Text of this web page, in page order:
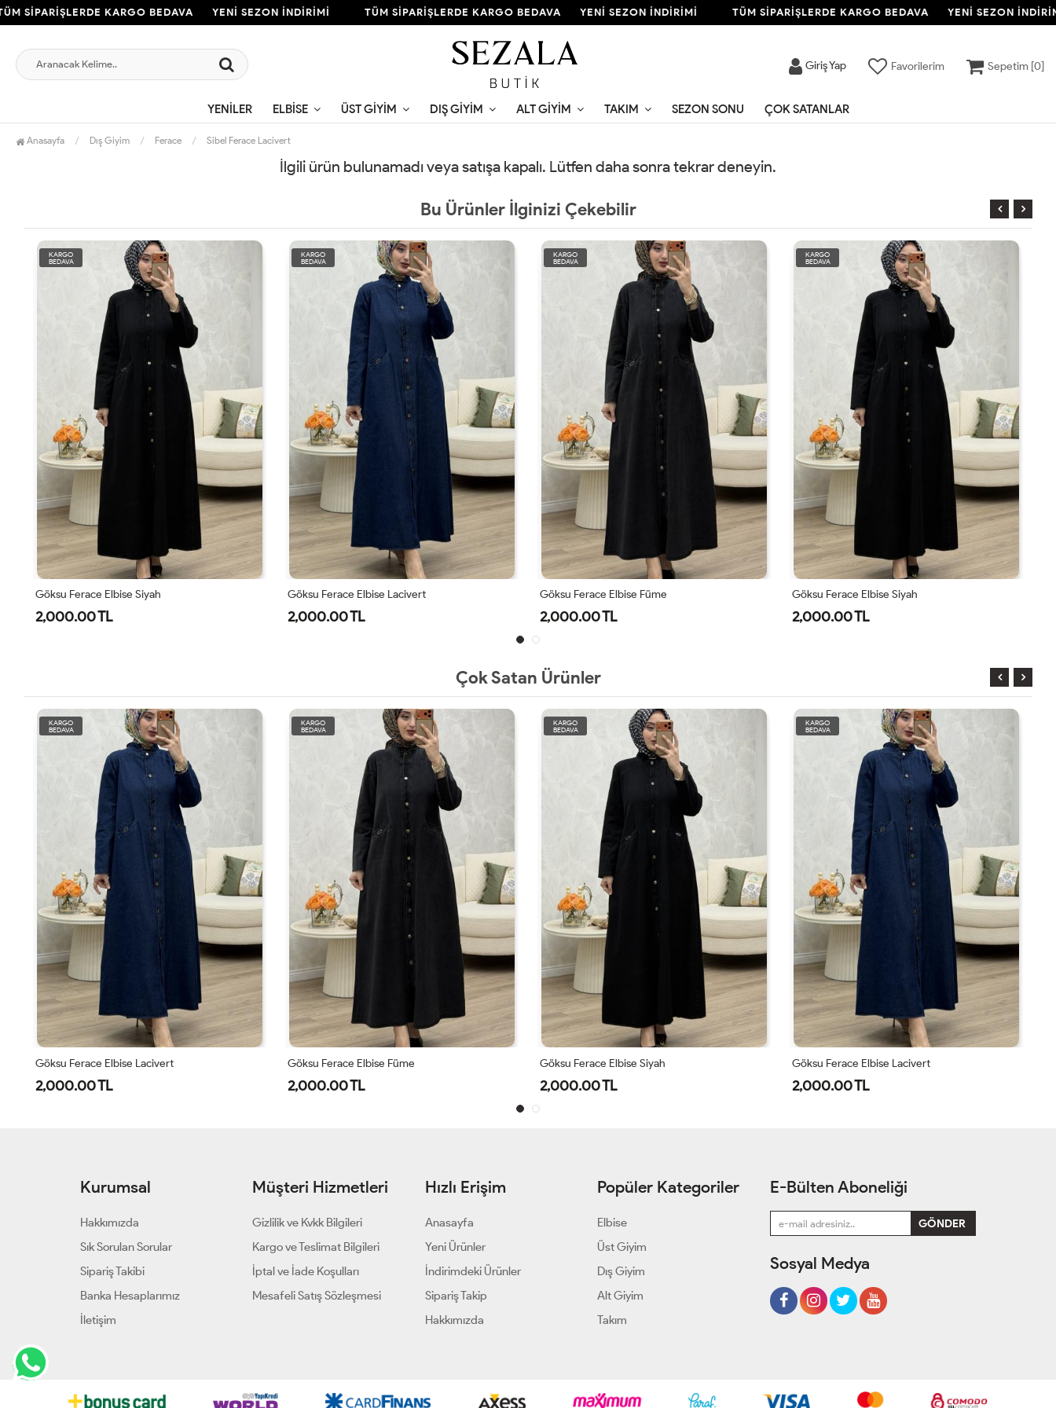
SİPARİŞLERDE KARGO BEDAVA YENİ SEZON İNDİRİMİ TÜM SİPARİŞLERDE KARGO BEDAVA YENİ SEZON İNDİRİMİ TÜM SİPARİŞLERDE KARGO BEDAVA YENİ SEZON İNDİRİMİ
Giriş Yap Favorilerim Sepetim [0]
YENILER ELBISE ÜST GIYIM DIŞ GIYIM ALT GIYIM TAKIM SEZON SONU ÇOK SATANLAR
Anasayfa Dış Giyim Ferace Sibel Ferace Lacivert
İlgili ürün bulunamadı veya satışa kapalı. Lütfen daha sonra tekrar deneyin.
Bu Ürünler İlginizi Çekebilir
KARGO
BEDAVA
Göksu Ferace Elbise Siyah
2,000.00 TL
KARGO
BEDAVA
Göksu Ferace Elbise Lacivert
2,000.00 TL
KARGO
BEDAVA
Göksu Ferace Elbise Füme
2,000.00 TL
KARGO
BEDAVA
Göksu Ferace Elbise Siyah
2,000.00 TL
Çok Satan Ürünler
KARGO
BEDAVA
Göksu Ferace Elbise Lacivert
2,000.00 TL
KARGO
BEDAVA
Göksu Ferace Elbise Füme
2,000.00 TL
KARGO
BEDAVA
Göksu Ferace Elbise Siyah
2,000.00 TL
KARGO
BEDAVA
Göksu Ferace Elbise Lacivert
2,000.00 TL
Kurumsal
Hakkımızda
Sık Sorulan Sorular
Sipariş Takibi
Banka Hesaplarımız
İletişim
Müşteri Hizmetleri
Gizlilik ve Kvkk Bilgileri
Kargo ve Teslimat Bilgileri
İptal ve İade Koşulları
Mesafeli Satış Sözleşmesi
Hızlı Erişim
Anasayfa
Yeni Ürünler
İndirimdeki Ürünler
Sipariş Takip
Hakkımızda
Popüler Kategoriler
Elbise
Üst Giyim
Dış Giyim
Alt Giyim
Takım
E-Bülten Aboneliği
Sosyal Medya